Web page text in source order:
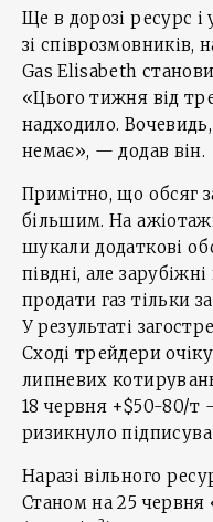
Ще в дорозі ресурс і
зі співрозмовників,
Gas Elisabeth
«Цього тижня від
надходило.
немає», — додав він.
Примітно, що обсяг
більшим. На
шукали додаткові
півдні, але
продати газ тільки
У результаті
Сході трейдери
липневих
18 червня +$50-80/т
ризикнуло
Наразі вільного
Станом на 25 червня